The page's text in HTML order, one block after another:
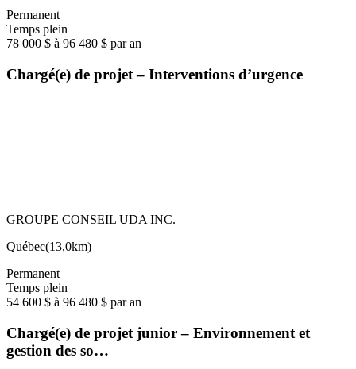
Permanent
Temps plein
78 000 $ à 96 480 $ par an
Chargé(e) de projet – Interventions d’urgence
GROUPE CONSEIL UDA INC.
Québec(13,0km)
Permanent
Temps plein
54 600 $ à 96 480 $ par an
Chargé(e) de projet junior – Environnement et
gestion des so…